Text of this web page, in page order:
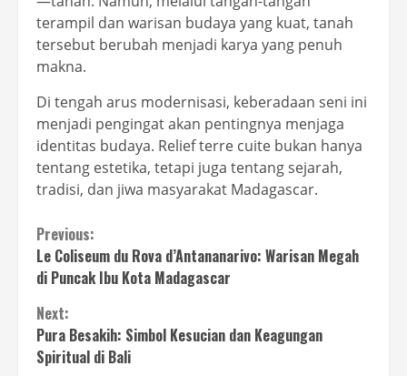
terampil dan warisan budaya yang kuat, tanah
tersebut berubah menjadi karya yang penuh
makna.
Di tengah arus modernisasi, keberadaan seni ini
menjadi pengingat akan pentingnya menjaga
identitas budaya. Relief terre cuite bukan hanya
tentang estetika, tetapi juga tentang sejarah,
tradisi, dan jiwa masyarakat Madagascar.
Continue
Reading
Previous:
Le Coliseum du Rova d’Antananarivo: Warisan Megah
di Puncak Ibu Kota Madagascar
Next:
Pura Besakih: Simbol Kesucian dan Keagungan
Spiritual di Bali